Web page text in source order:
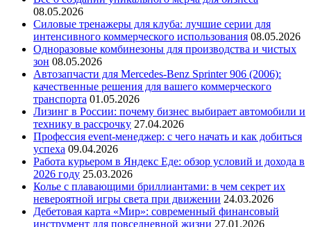
08.05.2026
Силовые тренажеры для клуба: лучшие серии для
интенсивного коммерческого использования 08.05.2026
Одноразовые комбинезоны для производства и чистых
зон 08.05.2026
Автозапчасти для Mercedes-Benz Sprinter 906 (2006):
качественные решения для вашего коммерческого
транспорта 01.05.2026
Лизинг в России: почему бизнес выбирает автомобили и
технику в рассрочку 27.04.2026
Профессия event-менеджер: с чего начать и как добиться
успеха 09.04.2026
Работа курьером в Яндекс Еде: обзор условий и дохода в
2026 году 25.03.2026
Колье с плавающими бриллиантами: в чем секрет их
невероятной игры света при движении 24.03.2026
Дебетовая карта «Мир»: современный финансовый
инструмент для повседневной жизни 27.01.2026